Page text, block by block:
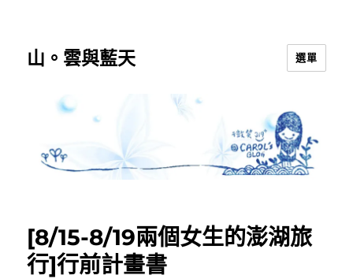
山。雲與藍天 選單
[8/15-8/19兩個女生的澎湖旅
行]行前計畫書